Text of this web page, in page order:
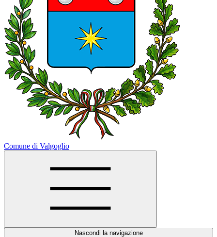
Comune di Valgoglio
Nascondi la navigazione